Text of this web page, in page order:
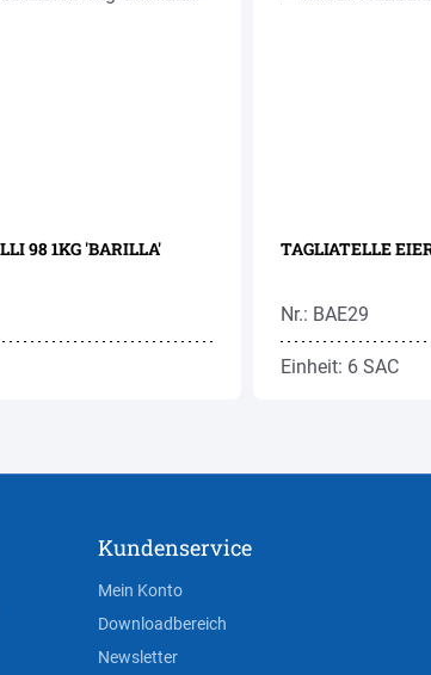
98 1KG 'BARILLA'
Nr.: BAE29
Einheit: 6 SAC
Kundenservice
Mein Konto
Downloadbereich
Newsletter